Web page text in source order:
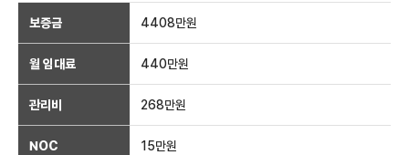
보증금 4408만원
월 임대료 440만원
관리비 268만원
NOC 15만원